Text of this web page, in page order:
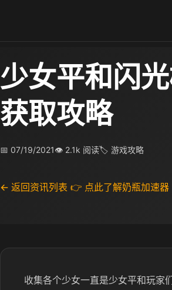
少女平和闪
获取攻略
📅 07/19/2021👁 2.1k 阅读🏷 游戏攻略
← 返回资讯列表 👉 点此了解奶瓶加速器
收集各个少女一直是少女平和玩家